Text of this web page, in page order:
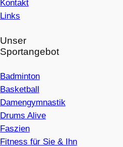
Kontakt
Links
Unser
Sportangebot
Badminton
Basketball
Damengymnastik
Drums Alive
Faszien
Fitness für Sie & Ihn